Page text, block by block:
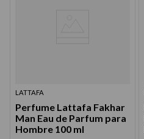
LATTAFA
Perfume Lattafa Fakhar
Man Eau de Parfum para
Hombre 100 ml